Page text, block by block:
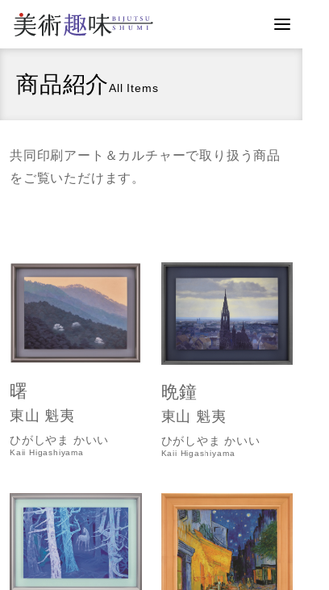
商品紹介All Items
共同印刷アート＆カルチャーで取り扱う商品
をご覧いただけます。
曙
東山 魁夷
ひがしやま かいい
Kaii Higashiyama
晩鐘
東山 魁夷
ひがしやま かいい
Kaii Higashiyama